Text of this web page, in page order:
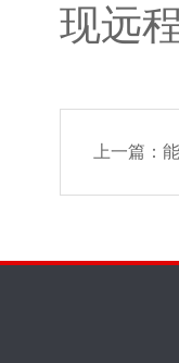
现远
上一篇：